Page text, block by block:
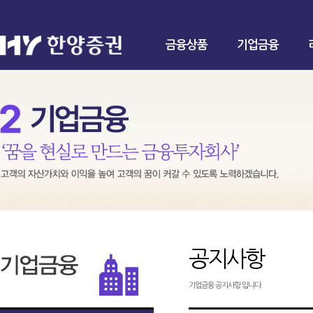
금융상품 기업금융
공지사항
기업금융 공지사항 입니다.